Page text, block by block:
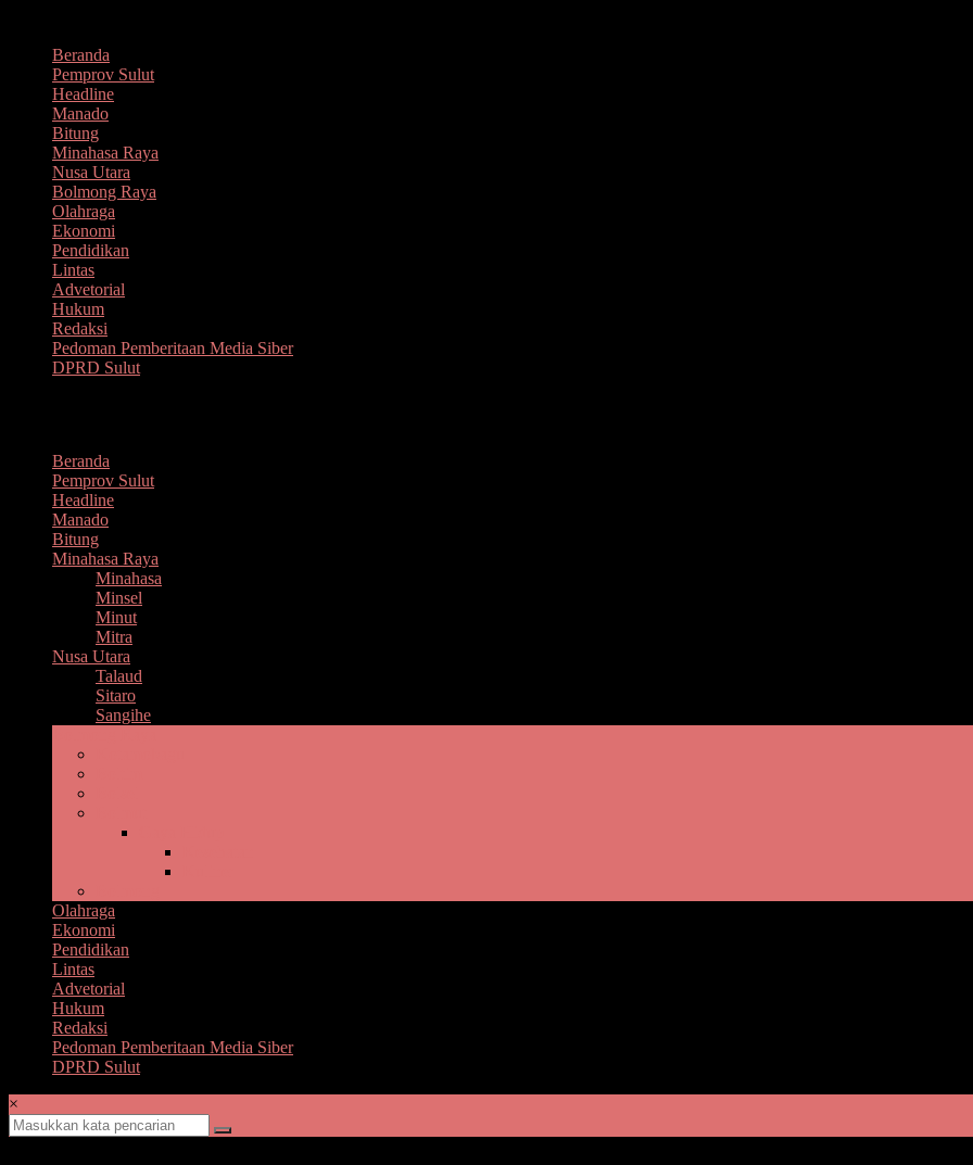
kontenBeranda
Pemprov Sulut
Headline
Manado
Bitung
Minahasa Raya
Nusa Utara
Bolmong Raya
Olahraga
Ekonomi
Pendidikan
Lintas
Advetorial
Hukum
Redaksi
Pedoman Pemberitaan Media Siber
DPRD Sulut
Beranda
Pemprov Sulut
Headline
Manado
Bitung
Minahasa Raya
Minahasa
Minsel
Minut
Mitra
Nusa Utara
Talaud
Sitaro
Sangihe
Olahraga
Ekonomi
Pendidikan
Lintas
Advetorial
Hukum
Redaksi
Pedoman Pemberitaan Media Siber
DPRD Sulut
×